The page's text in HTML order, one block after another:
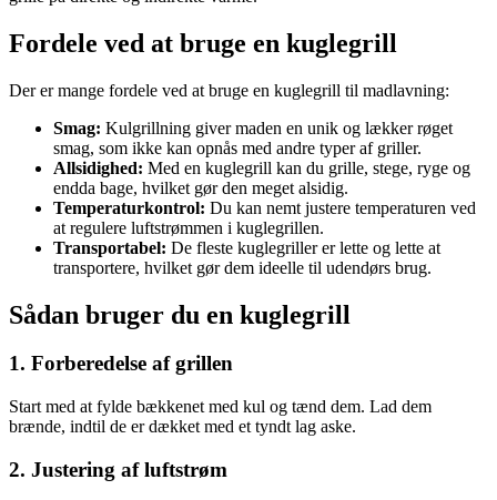
Fordele ved at bruge en kuglegrill
Der er mange fordele ved at bruge en kuglegrill til madlavning:
Smag: Kulgrillning giver maden en unik og lækker røget
smag, som ikke kan opnås med andre typer af griller.
Allsidighed: Med en kuglegrill kan du grille, stege, ryge og
endda bage, hvilket gør den meget alsidig.
Temperaturkontrol: Du kan nemt justere temperaturen ved
at regulere luftstrømmen i kuglegrillen.
Transportabel: De fleste kuglegriller er lette og lette at
transportere, hvilket gør dem ideelle til udendørs brug.
Sådan bruger du en kuglegrill
1. Forberedelse af grillen
Start med at fylde bækkenet med kul og tænd dem. Lad dem
brænde, indtil de er dækket med et tyndt lag aske.
2. Justering af luftstrøm